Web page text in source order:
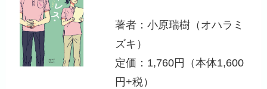
著者：小原瑞樹（オハラミ
ズキ）
定価：1,760円（本体1,600
円+税）